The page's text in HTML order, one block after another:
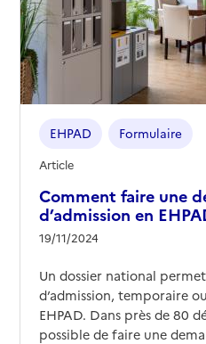
Comment faire une
d’admission en
19/11/2024
EHPAD Formulaire
Article
Un dossier national
d’admission, temporaire
EHPAD. Dans près de 80
possible de faire une